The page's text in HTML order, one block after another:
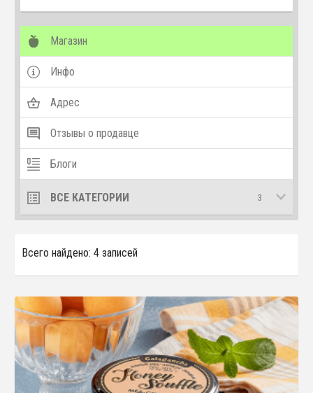
Магазин
Инфо
Адрес
Отзывы о продавце
Блоги
ВСЕ КАТЕГОРИИ 3
Всего найдено: 4 записей